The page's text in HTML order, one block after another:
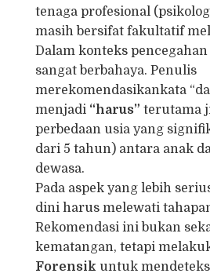
tenaga profesional
masih bersifat fakultatif
Dalam konteks pencegahan
sangat berbahaya. Penulis
merekomendasikankata
menjadi “harus” terutama
perbedaan usia yang
dari 5 tahun) antara anak
dewasa.
Pada aspek yang lebih
dini harus melewati
Rekomendasi ini bukan
kematangan, tetapi
Forensik untuk